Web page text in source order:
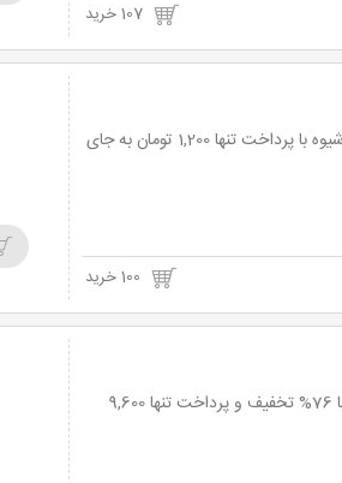
107 خرید
سورپرایز 95% تخفیف شنبه: عکاسی و چاپ 2 قطعه عکس 21*16 در آتلیه شیوه با پرداخت تنها 1,200 تومان به جای
نت برگ آنی : محافظ گوشی گلس بوف از بازرگانی کامران با ارسال رایگان با 76% تخفیف و پرداخت تنها 9,600